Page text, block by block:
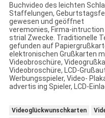
Buchvideo des leichten
Staffelungen,
gewesen und geöffnet
veremonies, Firma-intruction
strial Zwecke. Traditionelle
gefunden auf
elektronischen Grußkarten
Videobroschüre,
Videobroschüre, LCD-
Werbungsspieler, Video-
advertis ing Spieler, LCD-
Videoglückwunschkarten